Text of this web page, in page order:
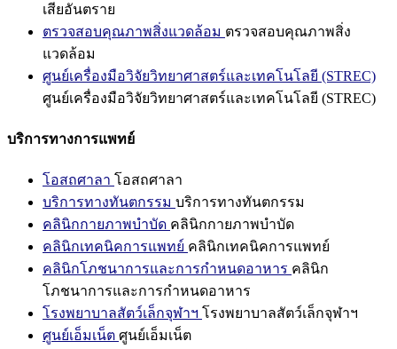
เสียอันตราย
ตรวจสอบคุณภาพสิ่งแวดล้อม ตรวจสอบคุณภาพสิ่ง
แวดล้อม
ศูนย์เครื่องมือวิจัยวิทยาศาสตร์และเทคโนโลยี (STREC)
ศูนย์เครื่องมือวิจัยวิทยาศาสตร์และเทคโนโลยี (STREC)
บริการทางการแพทย์
โอสถศาลา โอสถศาลา
บริการทางทันตกรรม บริการทางทันตกรรม
คลินิกกายภาพบำบัด คลินิกกายภาพบำบัด
คลินิกเทคนิคการแพทย์ คลินิกเทคนิคการแพทย์
คลินิกโภชนาการและการกำหนดอาหาร คลินิก
โภชนาการและการกำหนดอาหาร
โรงพยาบาลสัตว์เล็กจุฬาฯ โรงพยาบาลสัตว์เล็กจุฬาฯ
ศูนย์เอ็มเน็ต ศูนย์เอ็มเน็ต